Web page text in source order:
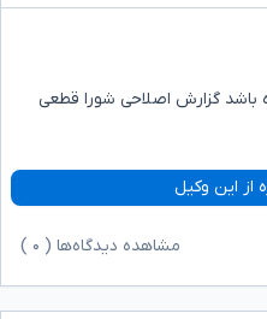
باشد گزارش اصلاحی شورا قطعی
از این وکیل
مشاهده دیدگاه‌ها ( ۰